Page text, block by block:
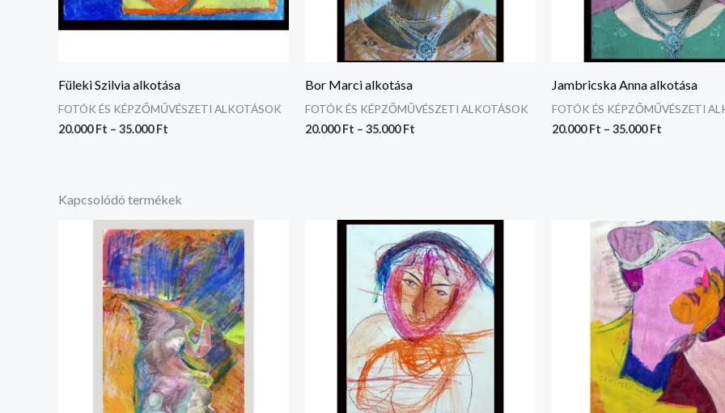
Füleki Szilvia alkotása
FOTÓK ÉS KÉPZŐMŰVÉSZETI ALKOTÁSOK
20.000Ft – 35.000Ft
Bor Marci alkotása
FOTÓK ÉS KÉPZŐMŰVÉSZETI ALKOTÁSOK
20.000Ft – 35.000Ft
Jambricska Anna alkotása
FOTÓK ÉS KÉPZŐMŰVÉSZETI
20.000Ft – 35.000Ft
Kapcsolódó termékek
Ártartomány:
20.000 Ft
-
35.000 Ft
Ártartomány:
20.000 Ft
-
35.000 Ft
20.000 Ft
-
35.000 Ft